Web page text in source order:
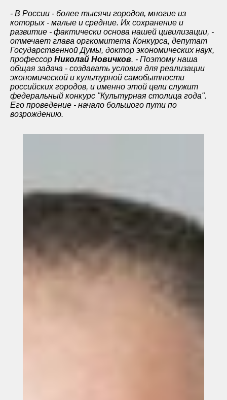
- В России - более тысячи городов, многие из
которых - малые и средние. Их сохранение и
развитие - фактически основа нашей цивилизации, -
отмечает глава оргкомитета Конкурса, депутат
Государственной Думы, доктор экономических наук,
профессор Николай Новичков. - Поэтому наша
общая задача - создавать условия для реализации
экономической и культурной самобытности
российских городов, и именно этой цели служит
федеральный конкурс "Культурная столица года".
Его проведение - начало большого пути по
возрождению.